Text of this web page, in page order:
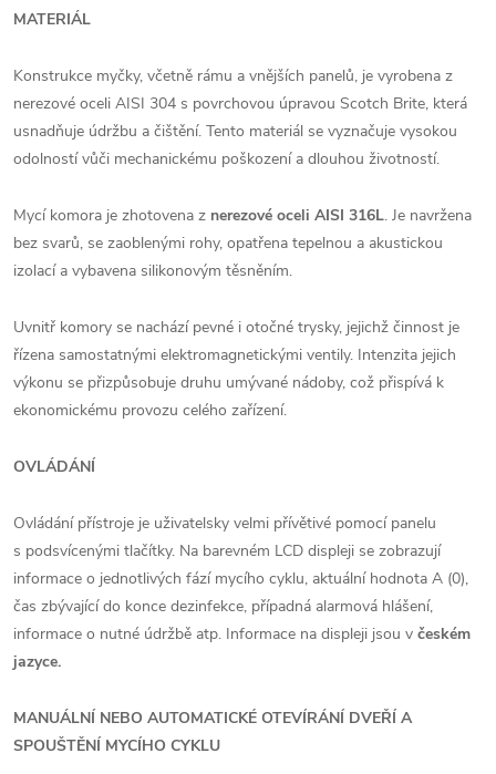
MATERIÁL
Konstrukce myčky, včetně rámu a vnějších panelů, je vyrobena z
nerezové oceli AISI 304 s povrchovou úpravou Scotch Brite, která
usnadňuje údržbu a čištění. Tento materiál se vyznačuje vysokou
odolností vůči mechanickému poškození a dlouhou životností.
Mycí komora je zhotovena z nerezové oceli AISI 316L. Je navržena
bez svarů, se zaoblenými rohy, opatřena tepelnou a akustickou
izolací a vybavena silikonovým těsněním.
Uvnitř komory se nachází pevné i otočné trysky, jejichž činnost je
řízena samostatnými elektromagnetickými ventily. Intenzita jejich
výkonu se přizpůsobuje druhu umývané nádoby, což přispívá k
ekonomickému provozu celého zařízení.
OVLÁDÁNÍ
Ovládání přístroje je uživatelsky velmi přívětivé pomocí panelu
s podsvícenými tlačítky. Na barevném LCD displeji se zobrazují
informace o jednotlivých fází mycího cyklu, aktuální hodnota A (0),
čas zbývající do konce dezinfekce, případná alarmová hlášení,
informace o nutné údržbě atp. Informace na displeji jsou v českém
jazyce.
MANUÁLNÍ NEBO AUTOMATICKÉ OTEVÍRÁNÍ DVEŘÍ A
SPOUŠTĚNÍ MYCÍHO CYKLU